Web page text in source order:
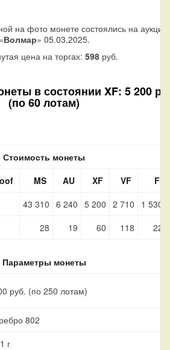
на фото монете состоялись на
«Волмар» 05.03.2025.
цена на торгах: 598руб.
в состоянии XF: 5 200
(по 60 лотам)
Стоимость монеты
MS AU XF VF
F
43 310 6 240 5 200 2 710
1 530
28 19 60 118 22
Параметры монеты
руб. (по 250 лотам)
802
г